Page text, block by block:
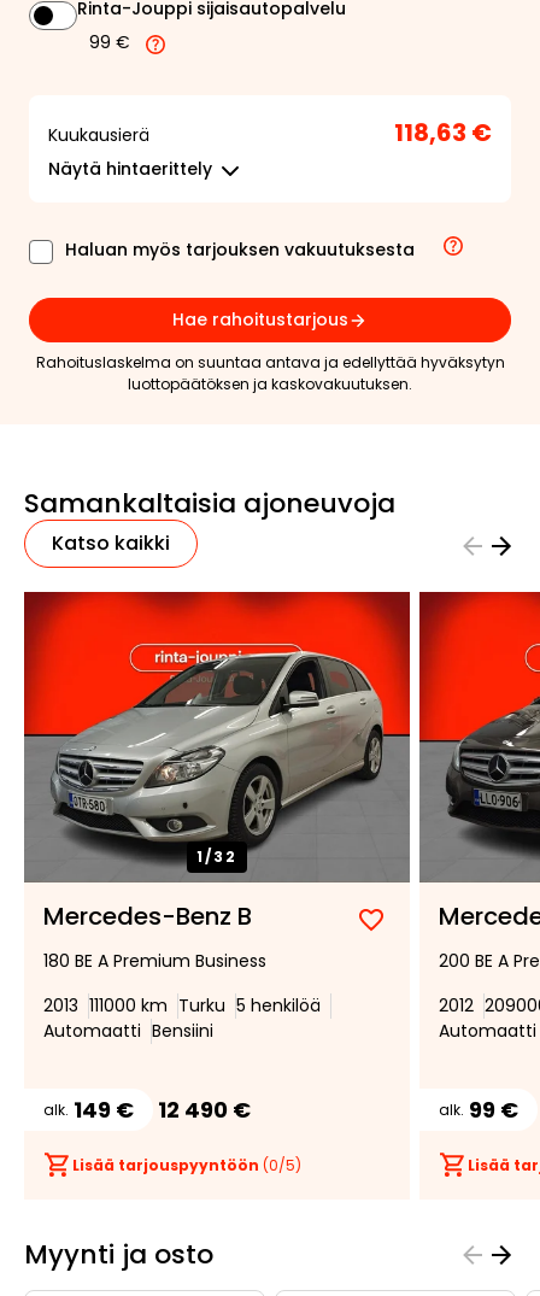
Rinta-Jouppi sijaisautopalvelu
99 €
Kuukausierä 118,63 €
Näytä hintaerittely
Haluan myös tarjouksen vakuutuksesta
Hae rahoitustarjous
Rahoituslaskelma on suuntaa antava ja edellyttää hyväksytyn
luottopäätöksen ja kaskovakuutuksen.
Samankaltaisia ajoneuvoja
Katso kaikki
1/32
Mercedes-Benz B
Lisää
suosikiksi
Poista
suosikeista
180 BE A Premium Business
2013 111000 km Turku 5 henkilöä
Automaatti Bensiini
alk. 149 € 12 490 €
Lisää tarjouspyyntöön (0/5)
200 BE A
2012
Automaatti
alk. 99 €
Lisää
Myynti ja osto